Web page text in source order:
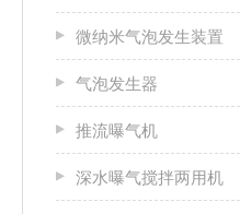
微纳米气泡发生装置
气泡发生器
推流曝气机
深水曝气搅拌两用机